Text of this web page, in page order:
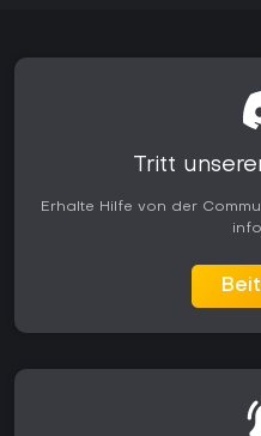
Tritt
Erhalte Hilfe von der